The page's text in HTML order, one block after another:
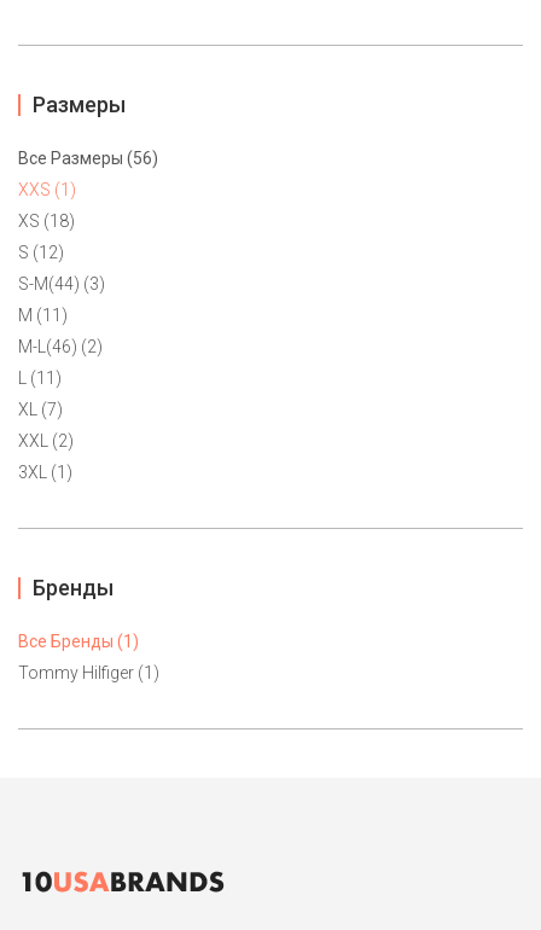
Белая блузка Tommy Hilfiger XXS, XS
7900 ₽
Белоснежная блузка Tommy Hilfiger с разрезами по бокам.
Маркировка XXS c актуальной свободной посадкой, поэтому
Размеры
Все Размеры (56)
XXS (1)
XS (18)
S (12)
S-M(44) (3)
M (11)
M-L(46) (2)
L (11)
XL (7)
XXL (2)
3XL (1)
Бренды
Все Бренды (1)
Tommy Hilfiger (1)